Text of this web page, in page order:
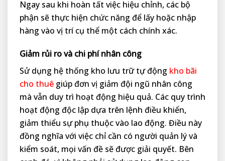
Ngay sau khi hoàn tất việc hiệu chỉnh, các bộ
phận sẽ thực hiện chức năng để lấy hoặc nhập
hàng vào vị trí cụ thể một cách chính xác.
Giảm rủi ro và chi phí nhân công
Sử dụng hệ thống kho lưu trữ tự động kho bãi
cho thuê giúp đơn vị giảm đội ngũ nhân công
mà vẫn duy trì hoạt động hiệu quả. Các quy trình
hoạt động độc lập dựa trên lệnh điều khiển,
giảm thiểu sự phụ thuộc vào lao động. Điều này
đồng nghĩa với việc chỉ cần có người quản lý và
kiểm soát, mọi vấn đề sẽ được giải quyết. Bên